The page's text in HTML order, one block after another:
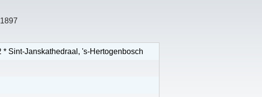
Sint-Janskathedraal, 's-Hertogenbosch